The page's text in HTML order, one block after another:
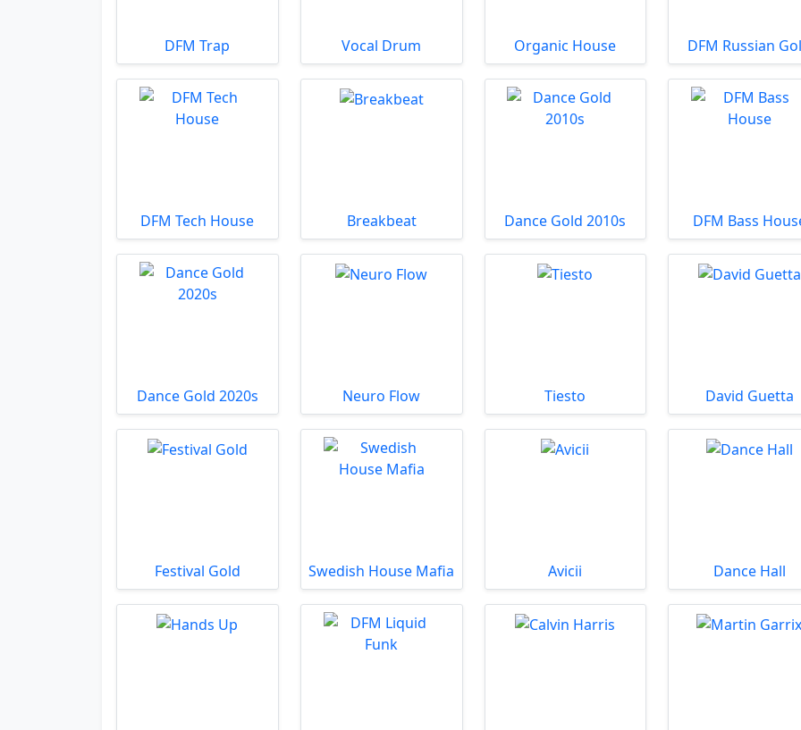
DFM Trap Vocal Drum Organic House DFM Russian
DFM Tech House Breakbeat Dance Gold 2010s DFM Bass
Dance Gold 2020s Neuro Flow Tiesto David Guetta
Festival Gold Swedish House Mafia Avicii Dance Hall